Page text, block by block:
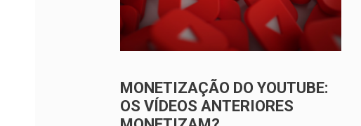
MONETIZAÇÃO DO YOUTUBE:
OS VÍDEOS ANTERIORES